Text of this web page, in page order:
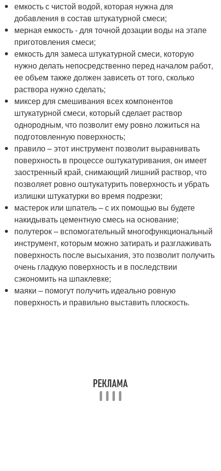
емкость с чистой водой, которая нужна для
добавления в состав штукатурной смеси;
мерная емкость - для точной дозации воды на этапе
приготовления смеси;
емкость для замеса штукатурной смеси, которую
нужно делать непосредственно перед началом работ,
ее объем также должен зависеть от того, сколько
раствора нужно сделать;
миксер для смешивания всех компонентов
штукатурной смеси, который сделает раствор
однородным, что позволит ему ровно ложиться на
подготовленную поверхность;
правило – этот инструмент позволит выравнивать
поверхность в процессе оштукатуривания, он имеет
заостренный край, снимающий лишний раствор, что
позволяет ровно оштукатурить поверхность и убрать
излишки штукатурки во время подрезки;
мастерок или шпатель – с их помощью вы будете
накидывать цементную смесь на основание;
полутерок – вспомогательный многофункциональный
инструмент, которым можно затирать и разглаживать
поверхность после высыхания, это позволит получить
очень гладкую поверхность и в последствии
сэкономить на шпаклевке;
маяки – помогут получить идеально ровную
поверхность и правильно выставить плоскость.